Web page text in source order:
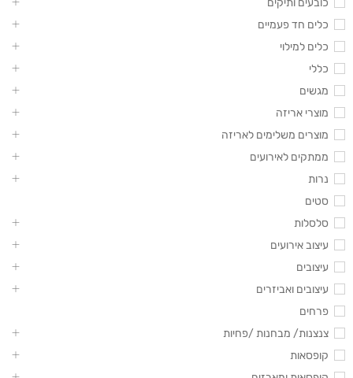
כובעים ותיקים
כלים חד פעמיים
כלים למילוי
כללי
מגשים
מוצרי אריזה
מוצרים משלימים לאריזה
ממתקים לאירועים
נרות
סטים
סלסלות
עיצוב אירועים
עיצובים
עיצובים ואביזרים
פרחים
צנצנות/ מבחנות /פחיות
קופסאות